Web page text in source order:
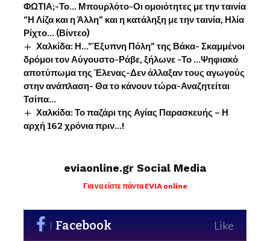
ΦΩΤΙΑ;-Το… Μπουρλότο-Οι ομοιότητες με την ταινία
“Η Λίζα και η Άλλη” και η κατάληξη με την ταινία, Ηλία
Ρίχτο… (Βίντεο)
Χαλκίδα: Η…”Έξυπνη Πόλη” της Βάκα- Σκαμμένοι
δρόμοι τον Αύγουστο-Ράβε, ξήλωνε -Το …Ψηφιακό
αποτύπωμα της Έλενας-Δεν άλλαξαν τους αγωγούς
στην ανάπλαση- Θα το κάνουν τώρα-Αναζητείται
Τσίπα…
Χαλκίδα: Το παζάρι της Αγίας Παρασκευής – Η
αρχή 162 χρόνια πριν…!
eviaonline.gr Social Media
Για να είστε πάντα EVIA online
Facebook Like